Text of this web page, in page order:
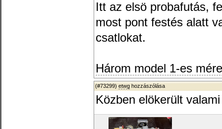
Itt az elsö probafutás,
most pont festés alatt
csatlokat.
Három model 1-es
(#73299) etwg hozzászólása
Közben elökerült